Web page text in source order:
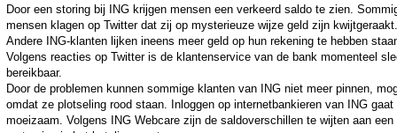
Door een storing bij ING krijgen mensen een verkeerd saldo te zien.
mensen klagen op Twitter dat zij op mysterieuze wijze geld zijn kwijtgeraakt.
Andere ING-klanten lijken ineens meer geld op hun rekening te hebben
Volgens reacties op Twitter is de klantenservice van de bank momenteel
bereikbaar.
Door de problemen kunnen sommige klanten van ING niet meer pinnen,
omdat ze plotseling rood staan. Inloggen op internetbankieren van ING gaat
moeizaam. Volgens ING Webcare zijn de saldoverschillen te wijten aan een